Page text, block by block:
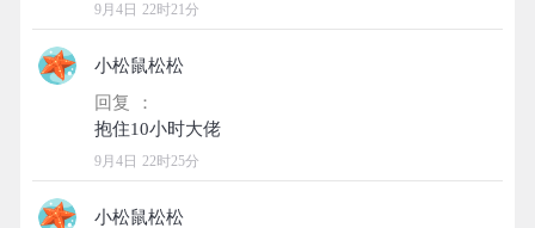
9月4日 22时21分
小松鼠松松
回复 ：
9月4日 22时25分
小松鼠松松